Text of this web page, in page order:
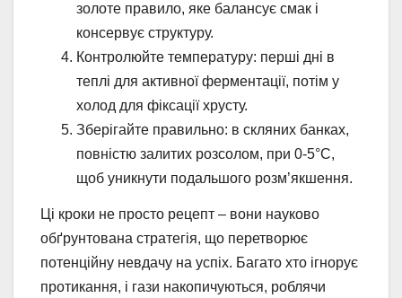
золоте правило, яке балансує смак і
консервує структуру.
Контролюйте температуру: перші дні в
теплі для активної ферментації, потім у
холод для фіксації хрусту.
Зберігайте правильно: в скляних банках,
повністю залитих розсолом, при 0-5°C,
щоб уникнути подальшого розм’якшення.
Ці кроки не просто рецепт – вони науково
обґрунтована стратегія, що перетворює
потенційну невдачу на успіх. Багато хто ігнорує
протикання, і гази накопичуються, роблячи